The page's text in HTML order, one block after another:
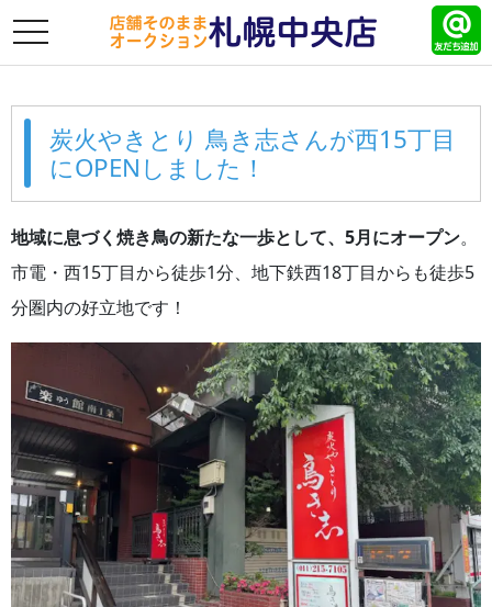
toggle
炭火やきとり 鳥き志さんが西15丁目
にOPENしました！
地域に息づく焼き鳥の新たな一歩として、5月にオープン。
市電・西15丁目から徒歩1分、地下鉄西18丁目からも徒歩5
分圏内の好立地です！